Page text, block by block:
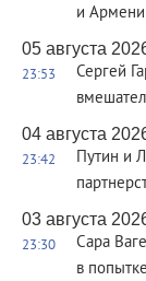
и
05 августа
23:53
Сергей
04 августа
23:42
Путин и
03 августа
23:30
Сара
в